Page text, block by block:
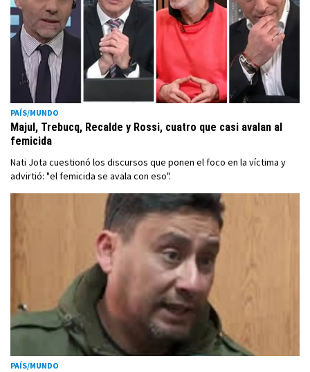
PAÍS/MUNDO
Majul, Trebucq, Recalde y Rossi, cuatro que casi avalan al
femicida
Nati Jota cuestionó los discursos que ponen el foco en la víctima y
advirtió: "el femicida se avala con eso".
PAÍS/MUNDO